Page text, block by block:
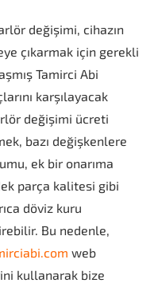
değişimi, cihazın
çıkarmak için gerekli
Tamirci Abi
karşılayacak
değişimi ücreti
bazı değişkenlere
ek bir onarıma
parça kalitesi gibi
döviz kuru
Bu nedenle,
web
kullanarak bize